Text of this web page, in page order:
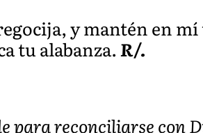
y mantén en
tu alabanza.R/.
para reconciliarse con